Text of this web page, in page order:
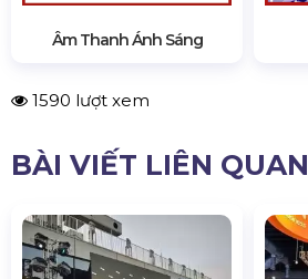
Âm Thanh Ánh Sáng
1590 lượt xem
BÀI VIẾT LIÊN QUAN